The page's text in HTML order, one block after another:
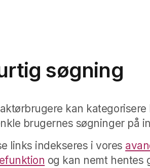
søgning
kan kategorisere
brugernes søgninger på
links indekseres i vores
og kan nemt hentes